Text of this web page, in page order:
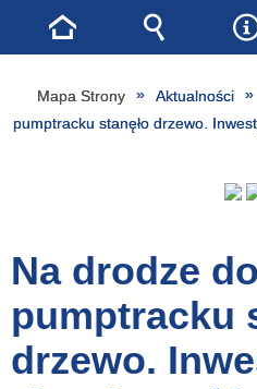
Mapa Strony Aktualności
pumptracku stanęło drzewo.
Na drodze do
pumptracku
drzewo.
Strona
główna